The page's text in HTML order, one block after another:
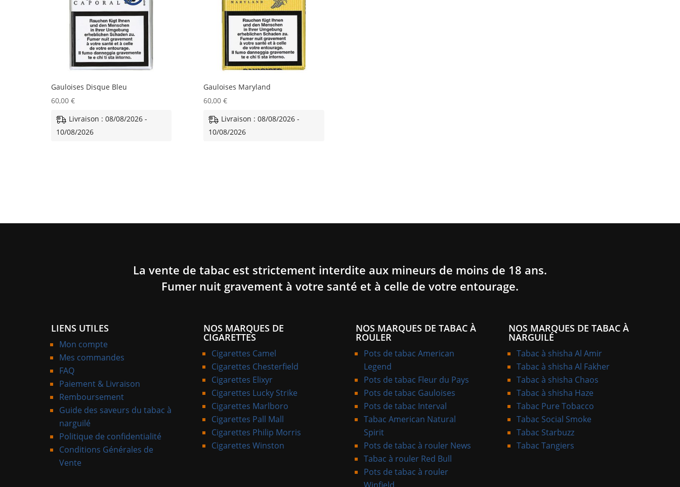
Gauloises Disque Bleu
60,00 €
Livraison : 08/08/2026 -
10/08/2026
Gauloises Maryland
60,00€
Livraison : 08/08/2026 -
10/08/2026
La vente de tabac est strictement interdite aux mineurs de moins de 18 ans.
Fumer nuit gravement à votre santé et à celle de votre entourage.
LIENS UTILES
Mon compte
Mes commandes
FAQ
Paiement & Livraison
Remboursement
Guide des saveurs du tabac à
narguilé
Politique de confidentialité
Conditions Générales de
Vente
NOS MARQUES DE
CIGARETTES
Cigarettes Camel
Cigarettes Chesterfield
Cigarettes Elixyr
Cigarettes Lucky Strike
Cigarettes Marlboro
Cigarettes Pall Mall
Cigarettes Philip Morris
Cigarettes Winston
NOS MARQUES DE TABAC À
ROULER
Pots de tabac American
Legend
Pots de tabac Fleur du Pays
Pots de tabac Gauloises
Pots de tabac Interval
Tabac American Natural
Spirit
Pots de tabac à rouler News
Tabac à rouler Red Bull
Pots de tabac à rouler
NOS MARQUES DE TABAC À
NARGUILÉ
Tabac à shisha Al Amir
Tabac à shisha Al Fakher
Tabac à shisha Chaos
Tabac à shisha Haze
Tabac Pure Tobacco
Tabac Social Smoke
Tabac Starbuzz
Tabac Tangiers